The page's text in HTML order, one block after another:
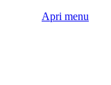
Apri menu